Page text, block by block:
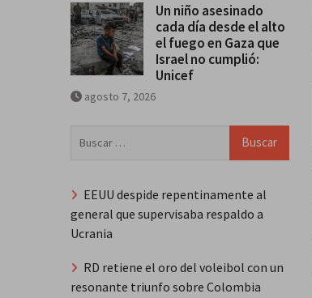
Un niño asesinado
cada día desde el alto
el fuego en Gaza que
Israel no cumplió:
Unicef
agosto 7, 2026
EEUU despide repentinamente al
general que supervisaba respaldo a
Ucrania
RD retiene el oro del voleibol con un
resonante triunfo sobre Colombia